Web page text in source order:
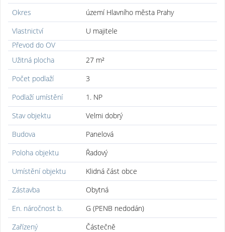
Okres
území Hlavního města Prahy
Vlastnictví
U majitele
Převod do OV
Užitná plocha
27 m²
Počet podlaží
3
Podlaží umístění
1. NP
Stav objektu
Velmi dobrý
Budova
Panelová
Poloha objektu
Řadový
Umístění objektu
Klidná část obce
Zástavba
Obytná
En. náročnost b.
G (PENB nedodán)
Zařízený
Částečně